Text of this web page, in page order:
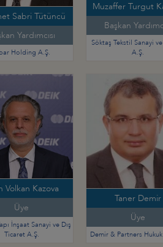
Sabri Tütüncü
Yardımcısı
Holding A.Ş.
Muzaffer Turgut
Başkan
Söktaş Tekstil Sanayi
A.Ş.
Volkan Kazova
Üye
İnşaat Sanayi ve Dış
Ticaret A.Ş.
Taner Demir
Üye
Demir & Partners